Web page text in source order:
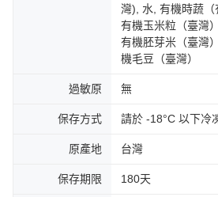
灣), 水, 有機時蔬（
有機玉米粒（臺灣
有機胚芽米（臺灣
機毛豆（臺灣）
過敏原 無
保存方式 請於 -18°C 以下冷
原產地 台灣
保存期限 180天